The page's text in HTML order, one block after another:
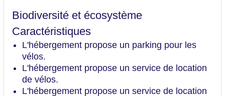
Biodiversité et écosystème
Caractéristiques
L'hébergement propose un parking pour les
vélos.
L'hébergement propose un service de location
de vélos.
L'hébergement propose un service de location